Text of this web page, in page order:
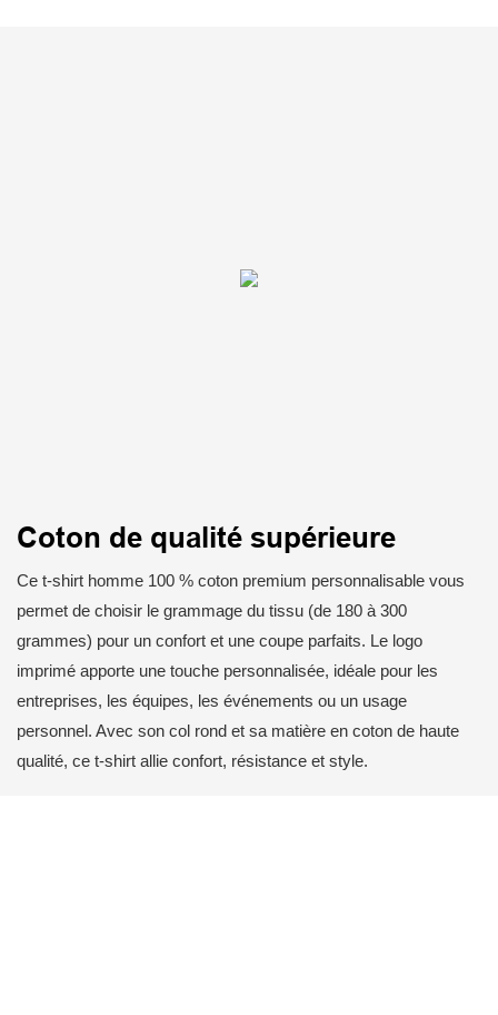
Coton de qualité supérieure
Ce t-shirt homme 100 % coton premium personnalisable vous
permet de choisir le grammage du tissu (de 180 à 300
grammes) pour un confort et une coupe parfaits. Le logo
imprimé apporte une touche personnalisée, idéale pour les
entreprises, les équipes, les événements ou un usage
personnel. Avec son col rond et sa matière en coton de haute
qualité, ce t-shirt allie confort, résistance et style.